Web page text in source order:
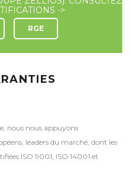
->
RGE
nous nous appuyons
leaders du marché, dont les
ISO 9001, ISO 14001 et